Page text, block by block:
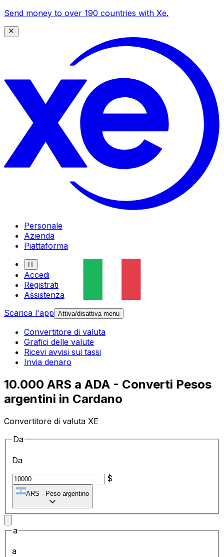
Send money to over 190 countries with Xe.
Personale
Azienda
Piattaforma
IT
Accedi
Registrati
Assistenza
Scarica l'app Attiva/disattiva menu
Convertitore di valuta
Grafici delle valute
Ricevi avvisi sui tassi
Invia denaro
10.000 ARS a ADA - Converti Pesos
argentini in Cardano
Convertitore di valuta XE
Da
Da
$
ARS - Peso argentino
a
a